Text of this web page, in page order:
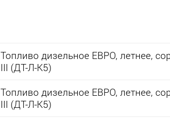
Топливо дизельное ЕВРО, летнее,
III (ДТ-Л-К5)
Топливо дизельное ЕВРО, летнее,
III (ДТ-Л-К5)